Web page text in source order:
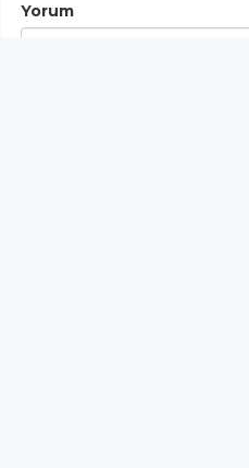
Yorum